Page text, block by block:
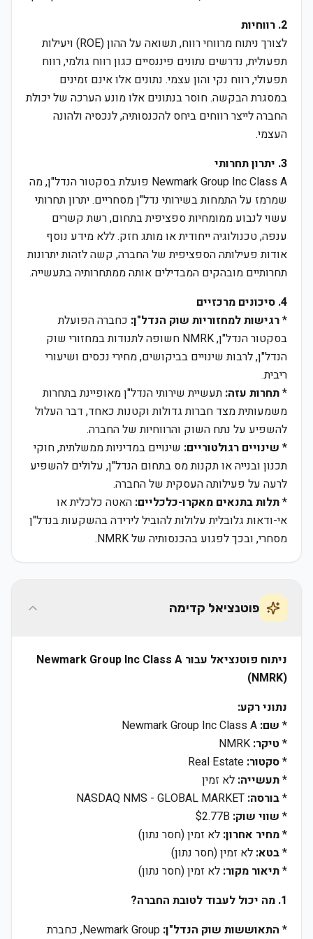
2. רווחיות
לצורך ניתוח מרווחי רווח, תשואה על ההון (ROE) ויעילות
תפעולית, נדרשים נתונים פיננסיים כגון רווח גולמי, רווח
תפעולי, רווח נקי והון עצמי. נתונים אלו אינם זמינים
במסגרת הבקשה. חוסר בנתונים אלו מונע הערכה של יכולת
החברה לייצר רווחים ביחס להכנסותיה, לנכסיה ולהונה
העצמי.
3. יתרון תחרותי
Newmark Group Inc Class A פועלת בסקטור הנדל"ן, מה
שמרמז על התמחות בשירותי נדל"ן מסחריים. יתרון תחרותי
עשוי לנבוע ממומחיות ספציפית בתחום, רשת קשרים
ענפה, טכנולוגיה ייחודית או מותג חזק. ללא מידע נוסף
אודות פעילותה הספציפית של החברה, קשה לזהות יתרונות
תחרותיים מובהקים המבדילים אותה ממתחרותיה בתעשייה.
4. סיכונים מרכזיים
*רגישות למחזוריות שוק הנדל"ן: כחברה הפועלת
בסקטור הנדל"ן, NMRK חשופה לתנודות במחזורי שוק
הנדל"ן, לרבות שינויים בביקושים, מחירי נכסים ושיעורי
ריבית.
*תחרות עזה: תעשיית שירותי הנדל"ן מאופיינת בתחרות
משמעותית מצד חברות גדולות וקטנות כאחד, דבר העלול
להשפיע על נתח השוק והרווחיות של החברה.
* שינויים רגולטוריים: שינויים במדיניות ממשלתית, חוקי
תכנון ובנייה או תקנות מס בתחום הנדל"ן, עלולים להשפיע
לרעה על פעילותה העסקית של החברה.
*תלות בתנאים מאקרו-כלכליים: האטה כלכלית או
אי-ודאות גלובלית עלולות להוביל לירידה בהשקעות בנדל"ן
מסחרי, ובכך לפגוע בהכנסותיה של NMRK.
פוטנציאל קדימה
ניתוח פוטנציאל עבור Newmark Group Inc Class A
(NMRK)
נתוני רקע:
* שם:
* טיקר:
*סקטור:
*תעשייה: לא זמין
*בורסה:
* שווי שוק:
*מחיר אחרון: לא זמין (חסר נתון)
*בטא: לא זמין (חסר נתון)
*תיאור מקור: לא זמין (חסר נתון)
1. מה יכול לעבוד לטובת החברה?
* התאוששות שוק הנדל"ן:
Newmark Group, כחברת